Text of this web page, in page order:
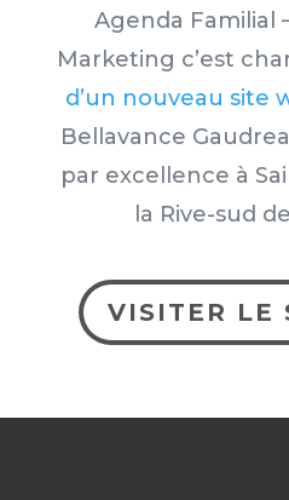
Agenda Familial
Marketing c’est
d’un nouveau site
Bellavance
par excellence à
la Rive-sud
VISITER LE